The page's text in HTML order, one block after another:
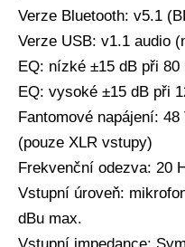
Verze Bluetooth: v5.1
Verze USB: v1.1 audio
EQ: nízké ±15 dB při 80
EQ: vysoké ±15 dB při
Fantomové napájení:
(pouze XLR vstupy)
Frekvenční odezva: 20
Vstupní úroveň:
dBu max.
Vstupní impedance: